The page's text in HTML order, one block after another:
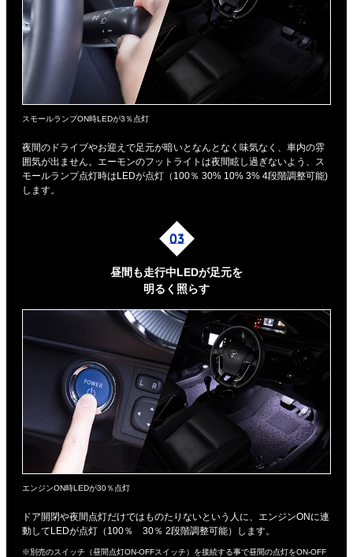
スモールランプON時LEDが3％点灯
夜間のドライブやお迎えで足元が暗いとなんとなく味気なく、車内の雰
囲気が出ません。エーモンのフットライトは夜間眩し過ぎないよう、ス
モールランプ点灯時はLEDが点灯（100％ 30% 10% 3% 4段階調整可能)
します。
昼間も走行中LEDが足元を
明るく照らす
エンジンON時LEDが30％点灯
ドア開閉や夜間点灯だけではものたりないという人に、エンジンONに連
動してLEDが点灯（100％ 30％ 2段階調整可能）します。
※別売のスイッチ（昼間点灯ON-OFFスイッチ）を接続する事で昼間の点灯をON-OFF